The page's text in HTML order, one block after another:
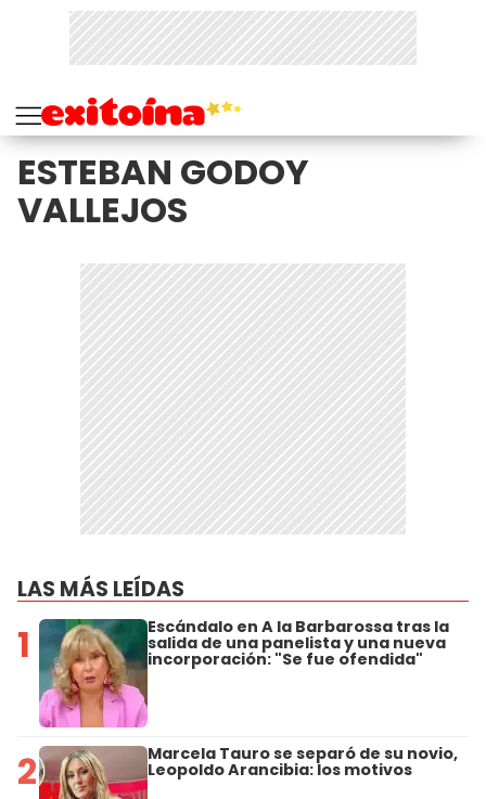
ESTEBAN GODOY
VALLEJOS
LAS MÁS LEÍDAS
1 Escándalo en A la Barbarossa tras la
salida de una panelista y una nueva
incorporación: "Se fue ofendida"
2 Marcela Tauro se separó de su novio,
Leopoldo Arancibia: los motivos